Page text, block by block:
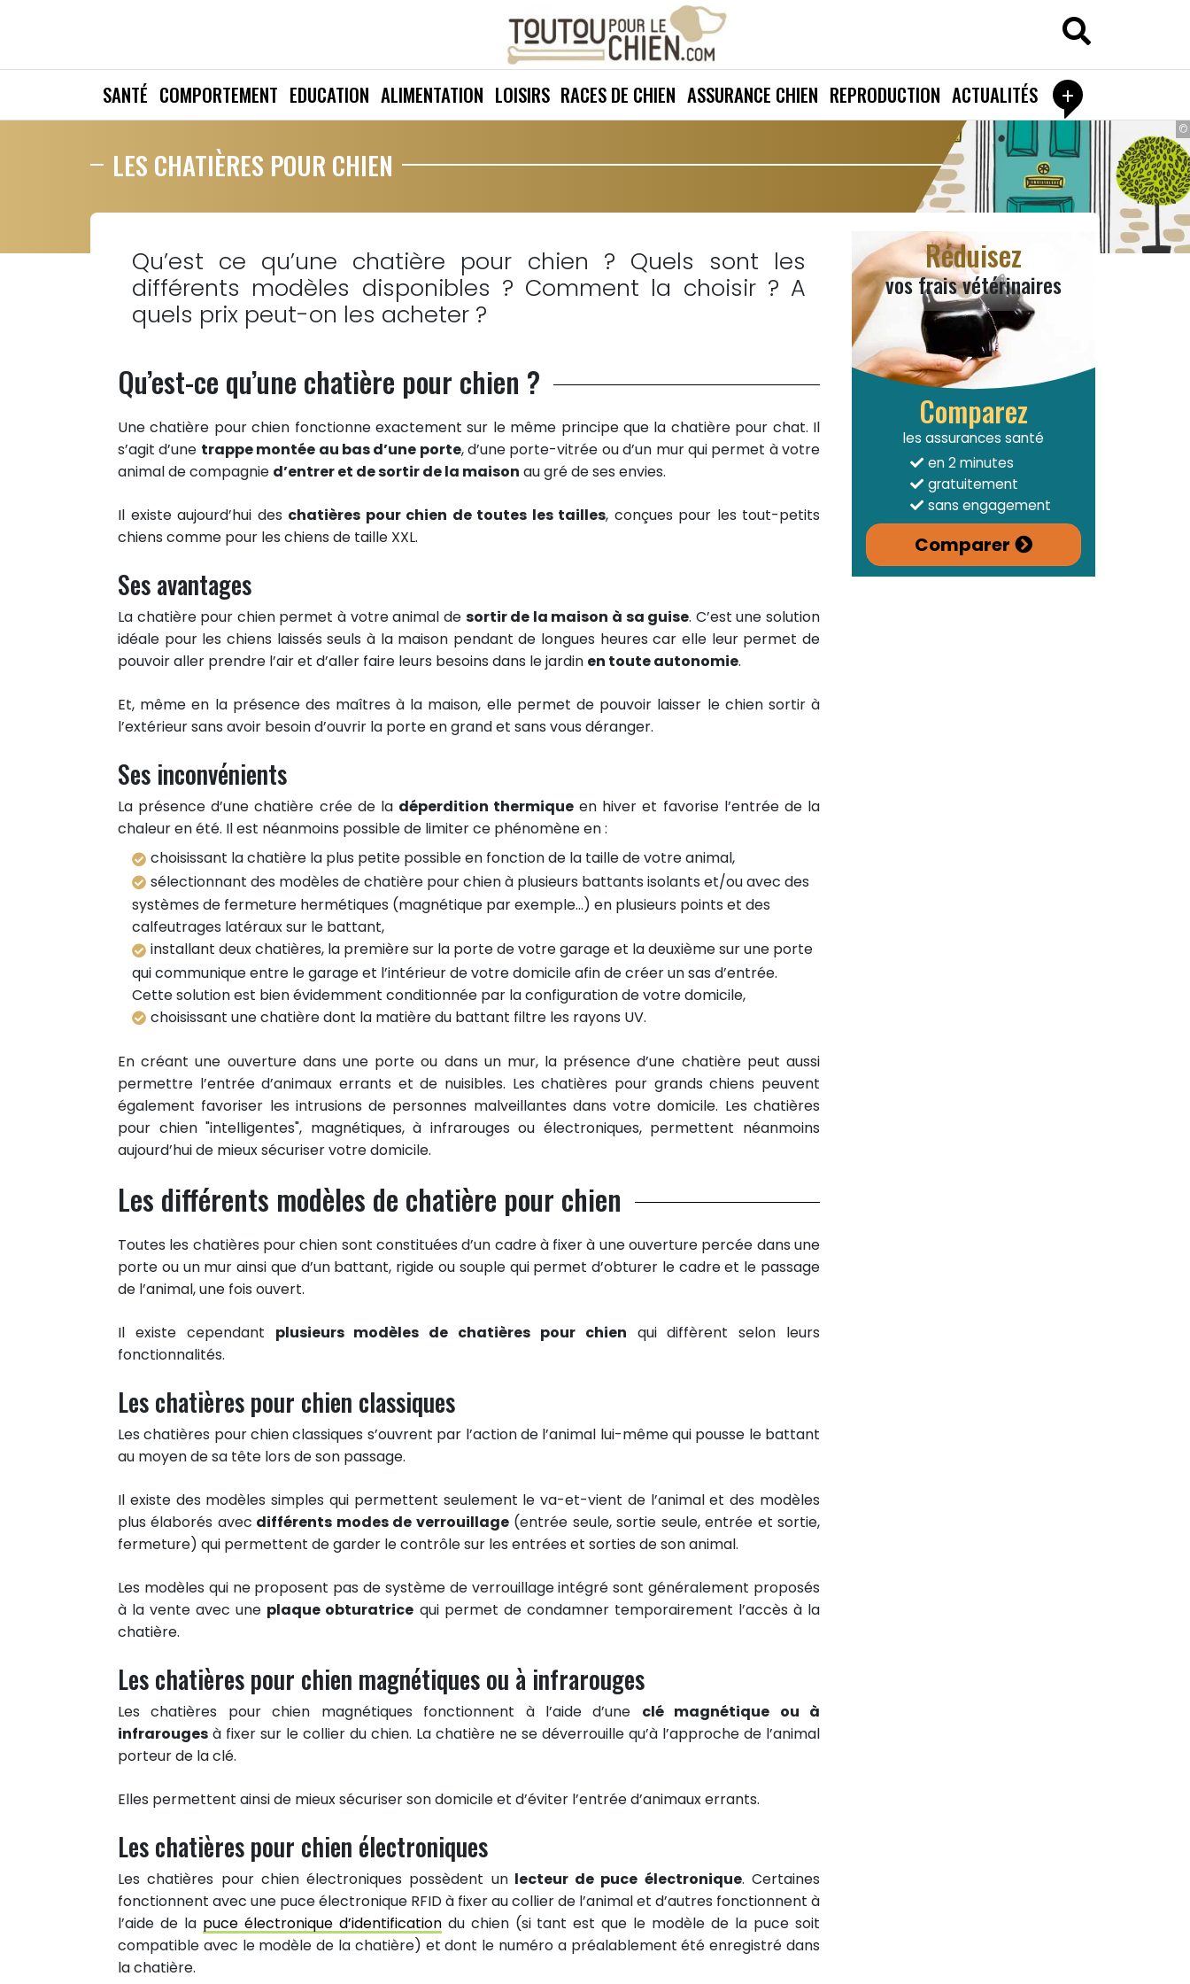
SANTÉ COMPORTEMENT EDUCATION ALIMENTATION LOISIRS RACES DE CHIEN ASSURANCE CHIEN REPRODUCTION ACTUALITÉS +
LES CHATIÈRES POUR CHIEN
©
Qu’est ce qu’une chatière pour chien ? Quels sont les
différents modèles disponibles ? Comment la choisir ? A
quels prix peut-on les acheter ?
Partager sur facebook
Qu’est-ce qu’une chatière pour chien ?
Une chatière pour chien fonctionne exactement sur le même principe que la chatière pour chat. Il
s’agit d’une trappe montée au bas d’une porte, d’une porte-vitrée ou d’un mur qui permet à votre
animal de compagnie d’entrer et de sortir de la maison au gré de ses envies.
Il existe aujourd’hui des chatières pour chien de toutes les tailles, conçues pour les tout-petits
chiens comme pour les chiens de taille XXL.
Ses avantages
La chatière pour chien permet à votre animal de sortir de la maison à sa guise. C’est une solution
idéale pour les chiens laissés seuls à la maison pendant de longues heures car elle leur permet de
pouvoir aller prendre l’air et d’aller faire leurs besoins dans le jardin en toute autonomie.
Et, même en la présence des maîtres à la maison, elle permet de pouvoir laisser le chien sortir à
l’extérieur sans avoir besoin d’ouvrir la porte en grand et sans vous déranger.
Ses inconvénients
La présence d’une chatière crée de la déperdition thermique en hiver et favorise l’entrée de la
chaleur en été. Il est néanmoins possible de limiter ce phénomène en :
choisissant la chatière la plus petite possible en fonction de la taille de votre animal,
sélectionnant des modèles de chatière pour chien à plusieurs battants isolants et/ou avec des
systèmes de fermeture hermétiques (magnétique par exemple…) en plusieurs points et des
calfeutrages latéraux sur le battant,
installant deux chatières, la première sur la porte de votre garage et la deuxième sur une porte
qui communique entre le garage et l’intérieur de votre domicile afin de créer un sas d’entrée.
Cette solution est bien évidemment conditionnée par la configuration de votre domicile,
choisissant une chatière dont la matière du battant filtre les rayons UV.
En créant une ouverture dans une porte ou dans un mur, la présence d’une chatière peut aussi
permettre l’entrée d’animaux errants et de nuisibles. Les chatières pour grands chiens peuvent
également favoriser les intrusions de personnes malveillantes dans votre domicile. Les chatières
pour chien "intelligentes", magnétiques, à infrarouges ou électroniques, permettent néanmoins
aujourd’hui de mieux sécuriser votre domicile.
Les différents modèles de chatière pour chien
Toutes les chatières pour chien sont constituées d’un cadre à fixer à une ouverture percée dans une
porte ou un mur ainsi que d’un battant, rigide ou souple qui permet d’obturer le cadre et le passage
de l’animal, une fois ouvert.
Il existe cependant plusieurs modèles de chatières pour chien qui diffèrent selon leurs
fonctionnalités.
Les chatières pour chien classiques
Les chatières pour chien classiques s’ouvrent par l’action de l’animal lui-même qui pousse le battant
au moyen de sa tête lors de son passage.
Il existe des modèles simples qui permettent seulement le va-et-vient de l’animal et des modèles
plus élaborés avec différents modes de verrouillage(entrée seule, sortie seule, entrée et sortie,
fermeture) qui permettent de garder le contrôle sur les entrées et sorties de son animal.
Les modèles qui ne proposent pas de système de verrouillage intégré sont généralement proposés
à la vente avec une plaque obturatrice qui permet de condamner temporairement l’accès à la
chatière.
Les chatières pour chien magnétiques ou à infrarouges
Les chatières pour chien magnétiques fonctionnent à l’aide d’une clé magnétique ou à
infrarouges à fixer sur le collier du chien. La chatière ne se déverrouille qu’à l’approche de l’animal
porteur de la clé.
Elles permettent ainsi de mieux sécuriser son domicile et d’éviter l’entrée d’animaux errants.
Les chatières pour chien électroniques
Les chatières pour chien électroniques possèdent unlecteur de puce électronique. Certaines
fonctionnent avec une puce électronique RFID à fixer au collier de l’animal et d’autres fonctionnent à
l’aide de la puce électronique d’identificationdu chien (si tant est que le modèle de la puce soit
compatible avec le modèle de la chatière) et dont le numéro a préalablement été enregistré dans
la chatière.
Réduisez
vos frais vétérinaires
Comparez
les assurances santé
en 2 minutes
gratuitement
sans engagement
Comparer